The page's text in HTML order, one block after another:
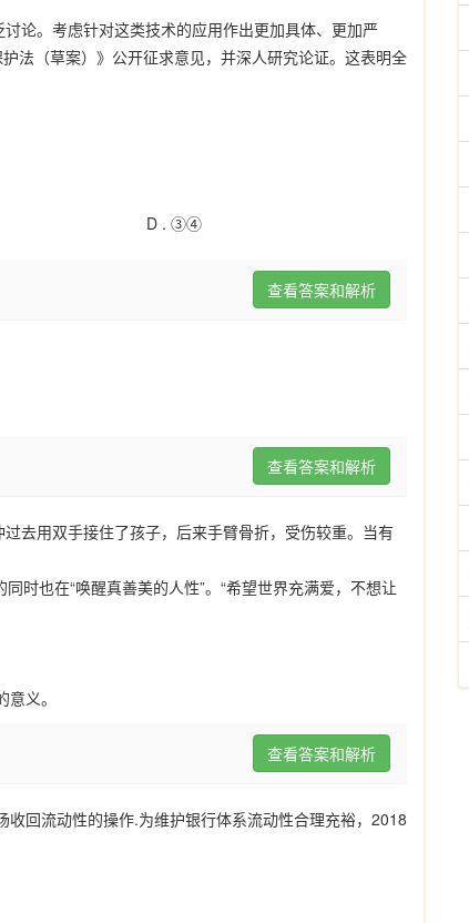
论。考虑针对这类技术的应用作出更加具体、更加严
法（草案）》公开征求意见，并深人研究论证。这表明全
D . ③④
查看答案和解析
查看答案和解析
去用双手接住了孩子，后来手臂骨折，受伤较重。当有
时也在“唤醒真善美的人性”。“希望世界充满爱，不想让
义。
查看答案和解析
回流动性的操作.为维护银行体系流动性合理充裕，2018